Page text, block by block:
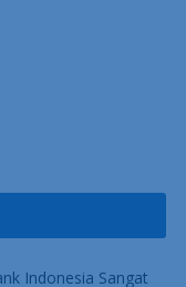
Indonesia Sangat